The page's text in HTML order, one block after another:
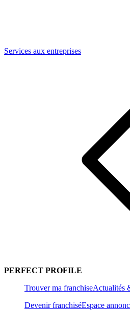
Services aux entreprises
PERFECT PROFILE
Trouver ma franchiseActualités
Devenir franchiséEspace